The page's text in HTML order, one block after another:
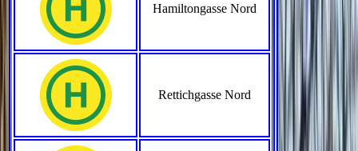
Hamiltongasse Nord
Rettichgasse Nord